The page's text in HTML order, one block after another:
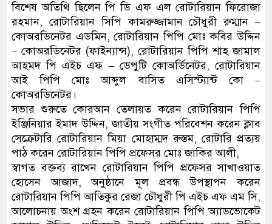
বিশেষ অতিথি ছিলেন পি ডি এফ এল রোটারিয়ান ফিরোজা
রহমান, রোটারিয়ান সিপি কামরুজ্জামান চৌধুরী রুম্মান –
কোঅরডিনেটর এডমিন, রোটারিয়ান পিপি মোঃ কবির উদ্দিন
– কোঅরডিনেটর (ফাইন্যান্স), রোটারিয়ান পিপি শাহ জামাল
আহমদ পি এইচ এফ – ডেপুটি কোঅর্ডিনেটর, রোটারিয়ান
আই পিপি মোঃ আব্দুল বাসিত এসিস্ট্যান্ট কো –
কোঅরডিনেটর।
সভার শুরুতে কোরআন তেলায়ত করেন রোটারিয়ান পিপি
ইঞ্জিনিয়ার ইমাদ উদ্দিন, জাতীয় সংগীত পরিবেশন করেন ক্লাব
সেক্রেটারি রোটারিয়ান মিয়া মোহাম্মদ রুস্তম, রোটারি প্রত্যয়
পাঠ করেন রোটারিয়ান পিপি প্রফেসর মোঃ জাকির আলী,
স্বাগত বক্তব্য রাখেন রোটারিয়ান পিপি প্রফেসর সাখাওয়াত
হোসেন আজাদ, অনুষ্ঠানে মূল প্রবন্ধ উপস্থাপন করেন
রোটারিয়ান পিপি আতিকুর রেজা চৌধুরী পি এইচ এফ এম সি,
আলোচনায় অংশ গ্রহন করেন রোটারিয়ান পিপি অ্যাডভোকেট